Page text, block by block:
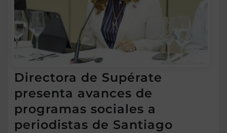
Directora de Supérate
presenta avances de
programas sociales a
periodistas de Santiago